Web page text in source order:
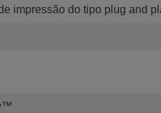
impressão do tipo plug and